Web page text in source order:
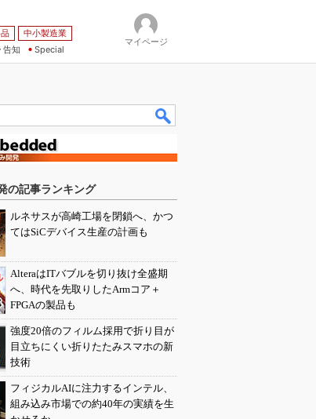
中小製造業
告知 Special
マイページ
の記事ランキング
ルネサスが高崎工場を閉鎖へ、かつ
てはSiCデバイス生産の計画も
AlteraはITバブルを切り抜け全盛期
へ、時代を先取りしたArmコア＋
FPGAの製品も
強度20倍のフィルム採用で折り目が
目立ちにくい折りたたみスマホの新
技術
フィジカルAIに注力するインテル、
組み込み市場での約40年の実績を生